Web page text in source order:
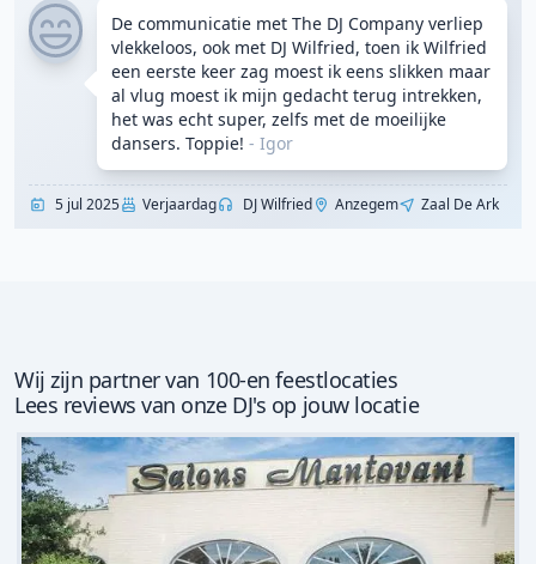
De communicatie met The DJ Company verliep
vlekkeloos, ook met DJ Wilfried, toen ik Wilfried
een eerste keer zag moest ik eens slikken maar
al vlug moest ik mijn gedacht terug intrekken,
het was echt super, zelfs met de moeilijke
dansers. Toppie! - Igor
5 jul 2025 Verjaardag DJ Wilfried Anzegem Zaal De Ark
Wij zijn partner van 100-en feestlocaties
Lees reviews van onze DJ's op jouw locatie